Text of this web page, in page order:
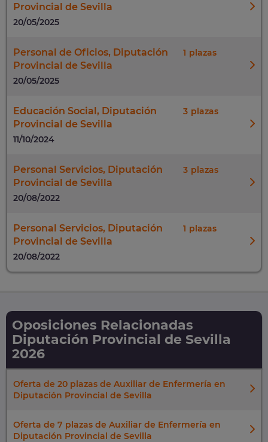
Provincial de Sevilla
20/05/2025
Personal de Oficios, Diputación
Provincial de Sevilla
1
20/05/2025
Educación Social, Diputación
Provincial de Sevilla
3
11/10/2024
Personal Servicios, Diputación
Provincial de Sevilla
3
20/08/2022
Personal Servicios, Diputación
Provincial de Sevilla
1
20/08/2022
Oposiciones Relacionadas
Diputación Provincial de Sevilla
2026
Oferta de 20 plazas de Auxiliar de Enfermería en
Diputación Provincial de Sevilla
Oferta de 7 plazas de Auxiliar de Enfermería en
Diputación Provincial de Sevilla